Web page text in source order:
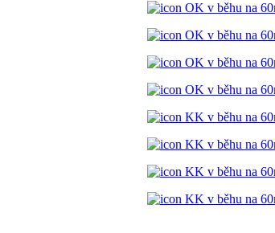
OK v běhu na
OK v běhu na
OK v běhu na
OK v běhu na
KK v běhu na
KK v běhu na
KK v běhu na
KK v běhu na